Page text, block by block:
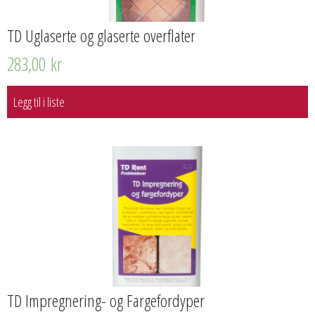
TD Uglaserte og glaserte overflater
283,00 kr
Legg til i liste
TD Impregnering- og Fargefordyper